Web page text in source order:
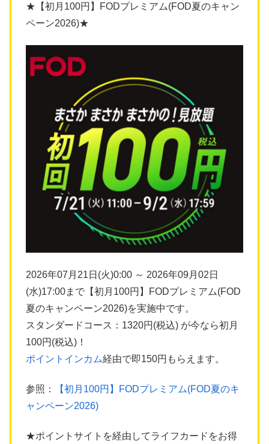
★【初月100円】FODプレミアム(FOD夏のキャン
ペーン2026)★
2026年07月21日(火)0:00 ～ 2026年09月02日
(水)17:00まで【初月100円】FODプレミアム(FOD
夏のキャンペーン2026)を実施中です。
スタンダードコース：1320円(税込) が今なら初月
100円(税込)！
ポイントインカム経由で即150円もらえます。
参照：
【初月100円】FODプレミアム(FOD夏のキ
ャンペーン2026)
★ポイントサイトを経由してライフカードをお得